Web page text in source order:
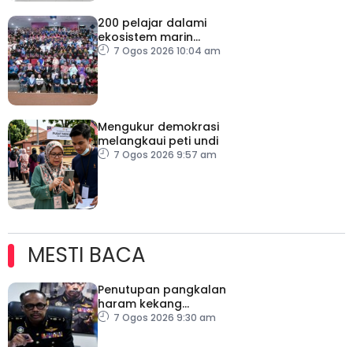
200 pelajar dalami
ekosistem marin
menerusi Blue School
7 Ogos 2026 10:04 am
Mengukur demokrasi
melangkaui peti undi
7 Ogos 2026 9:57 am
MESTI BACA
Penutupan pangkalan
haram kekang
penyeludupan di
7 Ogos 2026 9:30 am